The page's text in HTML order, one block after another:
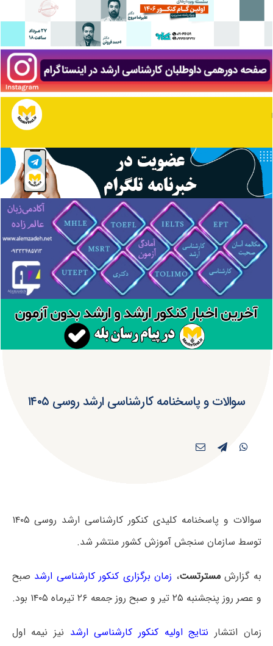
سوالات و پاسخنامه کارشناسی ارشد روسی ۱۴۰۵
سوالات و پاسخنامه کلیدی کنکور کارشناسی ارشد روسی ۱۴۰۵
توسط سازمان سنجش آموزش کشور منتشر شد.
به گزارشمسترتست، زمان برگزاری کنکور کارشناسی ارشد صبح
و عصر روز پنجشنبه ۲۵ تیر و صبح روز جمعه ۲۶ تیرماه ۱۴۰۵ بود.
زمان انتشار نتایج اولیه کنکور کارشناسی ارشد نیز نیمه اول